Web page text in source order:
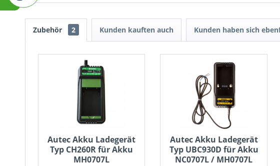
Zubehör 2 Kunden kauften auch Kunden haben sich
Autec Akku Ladegerät
Typ CH260R für Akku
MH0707L
Autec Akku Ladegerät
Typ UBC930D für Akku
NC0707L / MH0707L